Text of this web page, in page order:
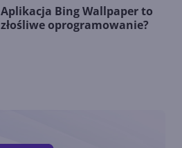
Aplikacja Bing Wallpaper to
złośliwe oprogramowanie?